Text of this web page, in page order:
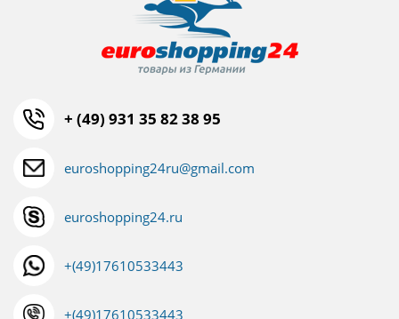
+ (49) 931 35 82 38 95
euroshopping24ru@gmail.com
euroshopping24.ru
+(49)17610533443
+(49)17610533443